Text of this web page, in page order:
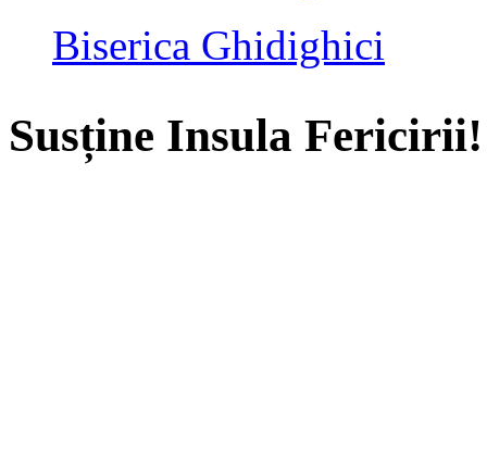
Biserica Ghidighici
Susține Insula Fericirii!